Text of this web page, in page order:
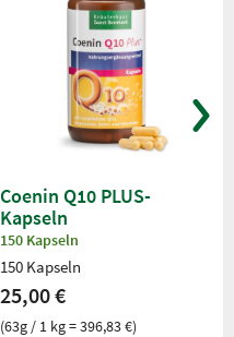
Coenin Q10 PLUS-
Kapseln
150 Kapseln
150 Kapseln
25,00 €
(63g / 1 kg = 396,83 €)